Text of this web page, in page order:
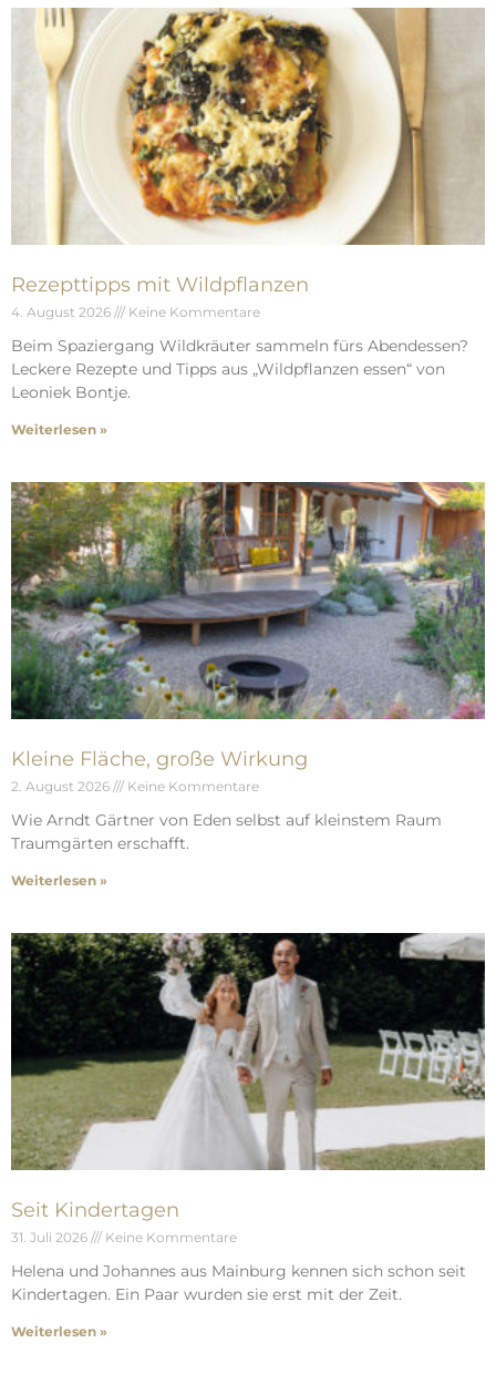
Rezepttipps mit Wildpflanzen
4. August 2026 Keine Kommentare
Beim Spaziergang Wildkräuter sammeln fürs Abendessen?
Leckere Rezepte und Tipps aus „Wildpflanzen essen“ von
Leoniek Bontje.
Weiterlesen »
Kleine Fläche, große Wirkung
2. August 2026 Keine Kommentare
Wie Arndt Gärtner von Eden selbst auf kleinstem Raum
Traumgärten erschafft.
Weiterlesen »
Seit Kindertagen
31. Juli 2026 Keine Kommentare
Helena und Johannes aus Mainburg kennen sich schon seit
Kindertagen. Ein Paar wurden sie erst mit der Zeit.
Weiterlesen »